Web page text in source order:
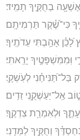
בְחֻקֶּ֣יךָ תָמִֽיד׃
כִּי־שֶׁ֝֗קֶר תַּרְמִיתָֽם׃
אָהַ֥בְתִּי עֵדֹתֶֽיךָ׃
יָרֵֽאתִי׃
לְעֹֽשְׁקָֽי׃
אַֽל־יַעַשְׁקֻ֥נִי זֵדִֽים׃
וּלְאִמְרַ֥ת צִדְקֶֽךָ׃
וְחֻקֶּ֥יךָ לַמְּדֵֽנִי׃